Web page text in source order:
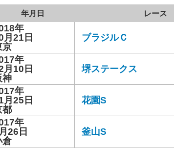
年月日 レース
年
月21日
京
ブラジルＣ
年
月10日
神
堺ステークス
年
月25日
都
花園S
年
26日
倉
釜山S